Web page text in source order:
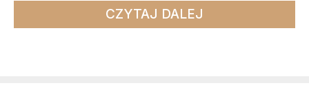
CZYTAJ DALEJ